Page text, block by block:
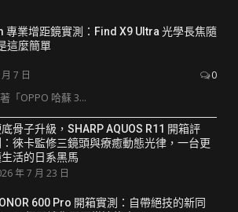
專業增距鏡實測：Find X9 Ultra 光學長焦隨
這麼簡單
7 日 0
「OPPO 哈蘇 3...
骨子升級，SHARP AQUOS R11 開箱評
徠卡監修三鏡頭與療癒動態光律，一台更
活的日系黑馬
年 7 月 23 日
600 Pro 開箱實測：自帶絕技的新同